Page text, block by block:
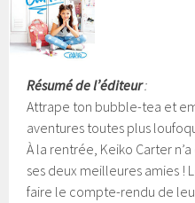
Résumé de l’éditeur:
Attrape ton bubble-tea et
aventures toutes plus
À la rentrée, Keiko Carter
ses deux meilleures amies !
faire le compte-rendu de